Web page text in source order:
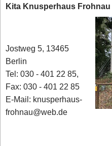
Kita Knusperhaus Frohnau
Jostweg 5, 13465
Berlin
Tel: 030 - 401 22 85,
Fax: 030 - 401 22 85
E-Mail: knusperhaus-
frohnau@web.de